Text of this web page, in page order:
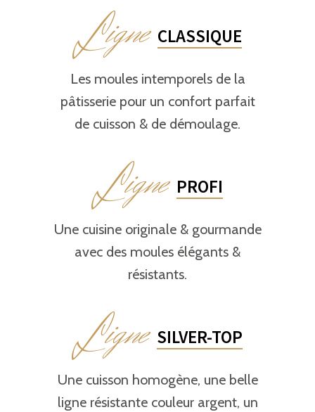
L
igne CLASSIQUE
Les moules intemporels de la
pâtisserie pour un confort parfait
de cuisson & de démoulage.
L
igne PROFI
Une cuisine originale & gourmande
avec des moules élégants &
résistants.
L
igne SILVER-TOP
Une cuisson homogène, une belle
ligne résistante couleur argent, un